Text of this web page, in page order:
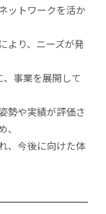
ットワークを活か
より、ニーズが発
事業を展開して
勢や実績が評価さ
、
、今後に向けた体